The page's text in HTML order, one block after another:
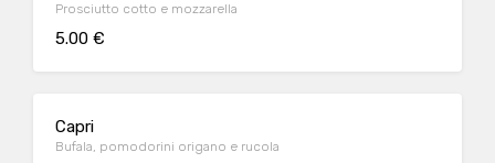
Prosciutto cotto e mozzarella
5.00 €
Capri
Bufala, pomodorini origano e rucola